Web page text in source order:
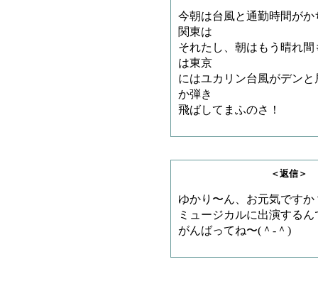
今朝は台風と通勤時間が
関東は
それたし、朝はもう晴れ
は東京
にはユカリン台風がデン
か弾き
飛ばしてまふのさ！
＜返信＞ ビブロス
ゆかり〜ん、お元気ですか
ミュージカルに出演する
がんばってね〜(＾-＾)